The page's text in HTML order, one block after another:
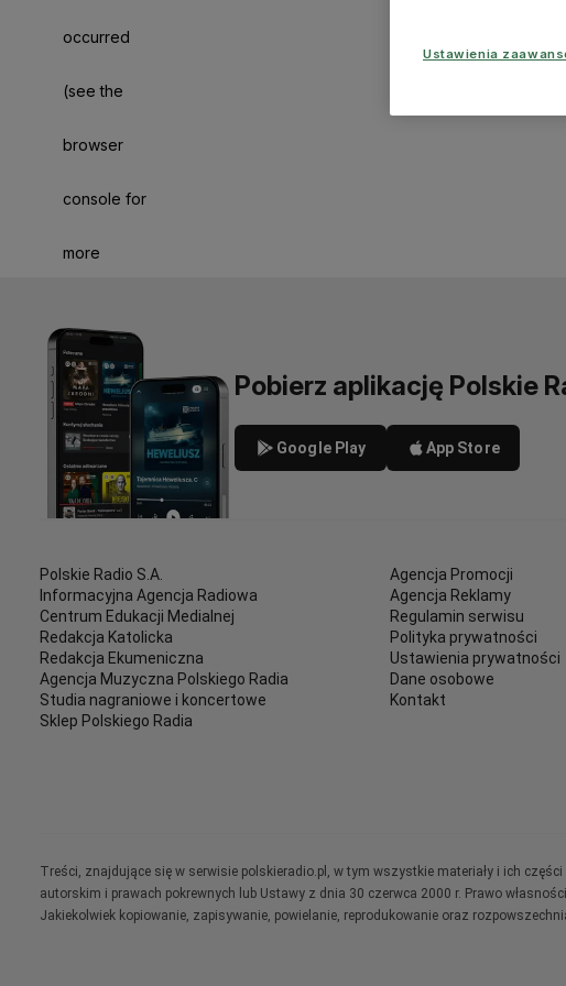
occurred
(see the
browser
console for
more
Pobierz aplikację Polskie
Google Play App Store
Polskie Radio S.A.
Informacyjna Agencja Radiowa
Centrum Edukacji Medialnej
Redakcja Katolicka
Redakcja Ekumeniczna
Agencja Muzyczna Polskiego Radia
Studia nagraniowe i koncertowe
Sklep Polskiego Radia
Agencja Promocji
Agencja Reklamy
Regulamin serwisu
Polityka prywatności
Ustawienia prywatności
Dane osobowe
Kontakt
Treści, znajdujące się w serwisie polskieradio.pl, w tym wszystkie materiały i ich
autorskim i prawach pokrewnych lub Ustawy z dnia 30 czerwca 2000 r. Prawo
Jakiekolwiek kopiowanie, zapisywanie, powielanie, reprodukowanie oraz
Ustawienia